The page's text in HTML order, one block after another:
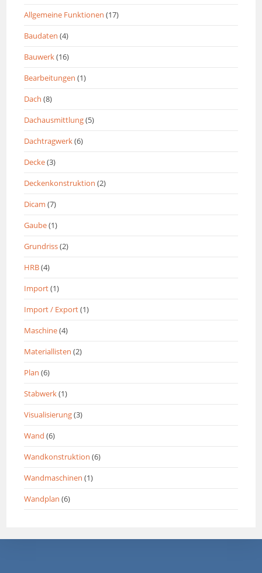
Allgemeine Funktionen (17)
Baudaten (4)
Bauwerk(16)
Bearbeitungen (1)
Dach (8)
Dachausmittlung(5)
Dachtragwerk(6)
Decke(3)
Deckenkonstruktion (2)
Dicam (7)
Gaube(1)
Grundriss(2)
HRB(4)
Import(1)
Import / Export(1)
Maschine(4)
Materiallisten (2)
Plan (6)
Stabwerk(1)
Visualisierung(3)
Wand (6)
Wandkonstruktion (6)
Wandmaschinen (1)
Wandplan (6)